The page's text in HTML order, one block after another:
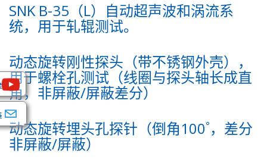
SNK B-35（L）自动超声波和涡流系
统，用于轧辊测试。
动态旋转刚性探头（带不锈钢外壳），
用于螺栓孔测试（线圈与探头轴长成直
角，非屏蔽/屏蔽差分）
动态旋转埋头孔探针（倒角100˚，差分
非屏蔽/屏蔽）